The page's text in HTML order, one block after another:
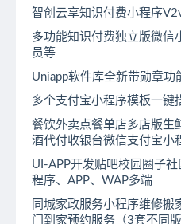
智创云享知识付费小程序
多功能知识付费独立版微信
员等
Uniapp软件库全新带勋章功
多个支付宝小程序模板一键
餐饮外卖点餐单店多店版生
酒代付收银台微信支付宝小
UI-APP开发贴吧校园圈子
程序、APP、WAP多端
同城家政服务小程序维修搬
门到家预约服务（3套不同版